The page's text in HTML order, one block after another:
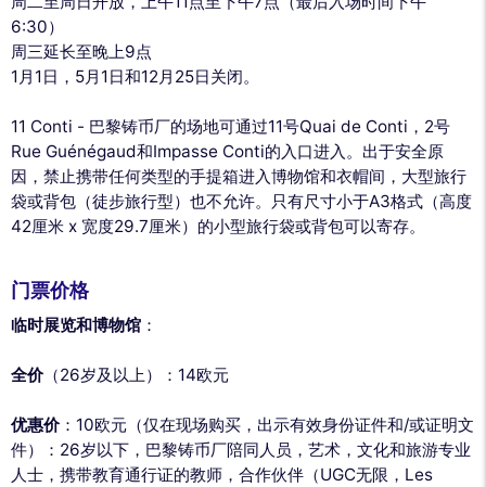
6:30）
周三延长至晚上9点
1月1日，5月1日和12月25日关闭。
11 Conti - 巴黎铸币厂的场地可通过11号Quai de Conti，2号
Rue Guénégaud和Impasse Conti的入口进入。出于安全原
因，禁止携带任何类型的手提箱进入博物馆和衣帽间，大型旅行
袋或背包（徒步旅行型）也不允许。只有尺寸小于A3格式（高度
42厘米 x 宽度29.7厘米）的小型旅行袋或背包可以寄存。
门票价格
临时展览和博物馆 ：
全价（26岁及以上）：14欧元
优惠价：10欧元（仅在现场购买，出示有效身份证件和/或证明文
件）：26岁以下，巴黎铸币厂陪同人员，艺术，文化和旅游专业
人士，携带教育通行证的教师，合作伙伴（UGC无限，Les